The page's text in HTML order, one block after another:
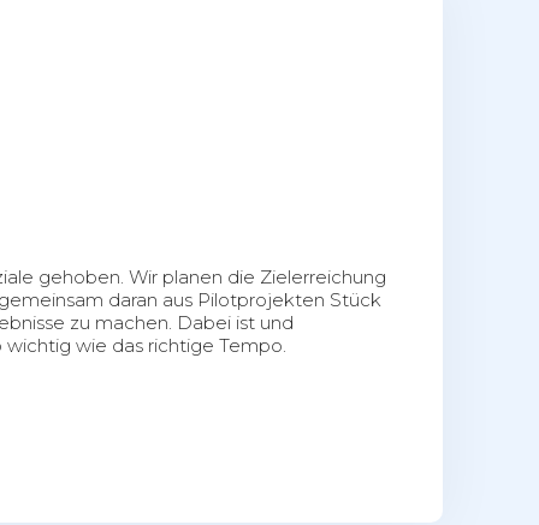
gehoben. Wir planen die Zielerreichung
daran aus Pilotprojekten Stück
zu machen. Dabei ist und
wie das richtige Tempo.